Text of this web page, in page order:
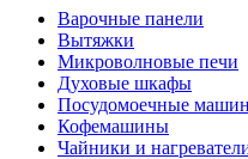
Варочные панели
Вытяжки
Микроволновые печи
Духовые шкафы
Посудомоечные
Кофемашины
Чайники и